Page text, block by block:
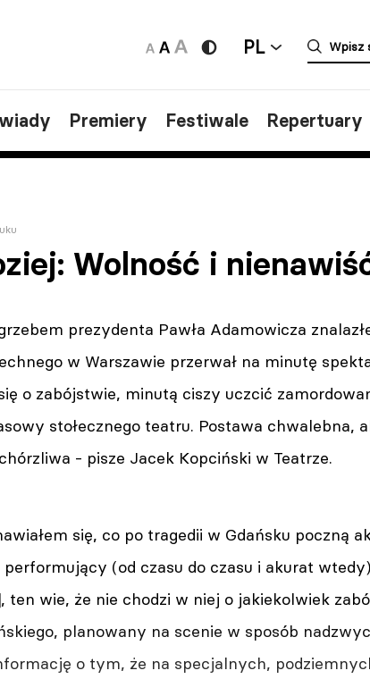
PL
Premiery Festiwale Repertuary
Wolność i
prezydenta Pawła Adamowicza
w Warszawie przerwał na minutę
o zabójstwie, minutą ciszy uczcić
stołecznego teatru. Postawa chwalebna,
- pisze Jacek Kopciński w Teatrze.
się, co po tragedii w Gdańsku poczną
(od czasu do czasu i akurat
ten wie, że nie chodzi w niej o jakiekolwiek
planowany na scenie w sposób
o tym, że na specjalnych,